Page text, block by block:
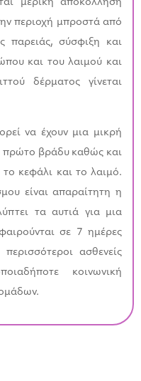
μερική αποκόλληση
περιοχή μπροστά από
παρειάς, σύσφιξη και
και του λαιμού και
δέρματος γίνεται
να έχουν μια μικρή
πρώτο βράδυ καθώς και
κεφάλι και το λαιμό.
είναι απαραίτητη η
τα αυτιά για μια
σε 7 ημέρες
ασθενείς
κοινωνική